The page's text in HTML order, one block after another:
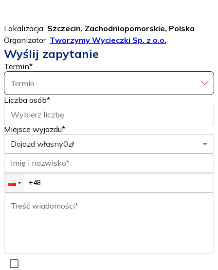
Lokalizacja Szczecin, Zachodniopomorskie, Polska
Organizator Tworzymy Wycieczki Sp. z o.o.
Wyślij zapytanie
Termin*
Termin
Liczba osób*
Wybierz liczbę
Miejsce wyjazdu*
Dojazd własny0zł
Imię i nazwisko*
Treść wiadomości*